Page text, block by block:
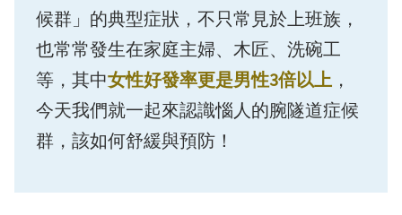
候群」的典型症狀，不只常見於上班族，
也常常發生在家庭主婦、木匠、洗碗工
等，其中女性好發率更是男性3倍以上 ，
今天我們就一起來認識惱人的腕隧道症候
群，該如何舒緩與預防！